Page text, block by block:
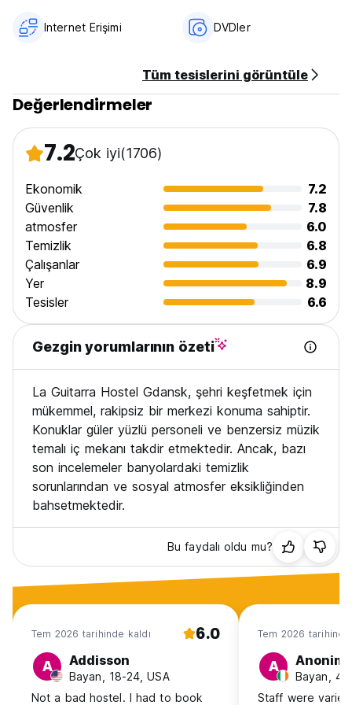
Giriş Saati: 14:00
Çıkış Saati: 11:00
Konuğun talebi üzerine erken giriş/veya geç giriş - ek
Hostel nehre (20 m) yakın mesafede yer almaktadır.
Çevremizde de çok sayıda restoran, pub ve kahve bar
bulunmaktadır.
ŞEHİR VERGİSİ 2,26/ KİŞİ/ GÜN - FİYATA DAHİL DEĞİLDİR.
(Auto-translated from original language)
Internet Erişimi DVDler
Tüm tesislerini görüntüle
Değerlendirmeler
7.2Çok iyi(1706)
Ekonomik
7.2
Güvenlik
7.8
atmosfer
6.0
Temizlik
6.8
Çalışanlar
6.9
Yer
8.9
Tesisler
6.6
Gezgin yorumlarının özeti
La Guitarra Hostel Gdansk, şehri keşfetmek için
mükemmel, rakipsiz bir merkezi konuma sahiptir.
Konuklar güler yüzlü personeli ve benzersiz müzik
temalı iç mekanı takdir etmektedir. Ancak, bazı
son incelemeler banyolardaki temizlik
sorunlarından ve sosyal atmosfer eksikliğinden
bahsetmektedir.
Bu faydalı oldu mu?
Tem 2026 tarihinde kaldı 6.0
A Addisson
Bayan, 18-24, USA
Not a bad hostel. I had to book
Tem 2026 tarihinde
A Anonim
Bayan,
Staff were